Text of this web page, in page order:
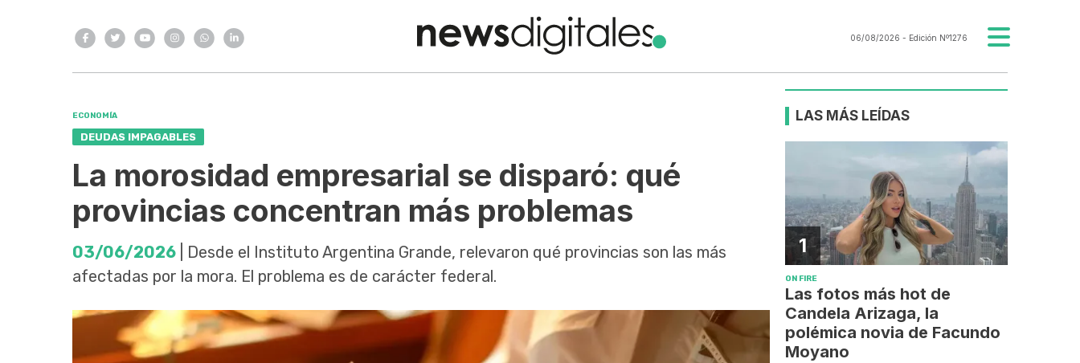
06/08/2026 - Edición Nº1276
ECONOMÍA
DEUDAS IMPAGABLES
La morosidad empresarial se disparó: qué
provincias concentran más problemas
03/06/2026 | Desde el Instituto Argentina Grande, relevaron qué provincias son las más
afectadas por la mora. El problema es de carácter federal.
LAS MÁS LEÍDAS
1
ON FIRE
Las fotos más hot de
Candela Arizaga, la
polémica novia de Facundo
Moyano